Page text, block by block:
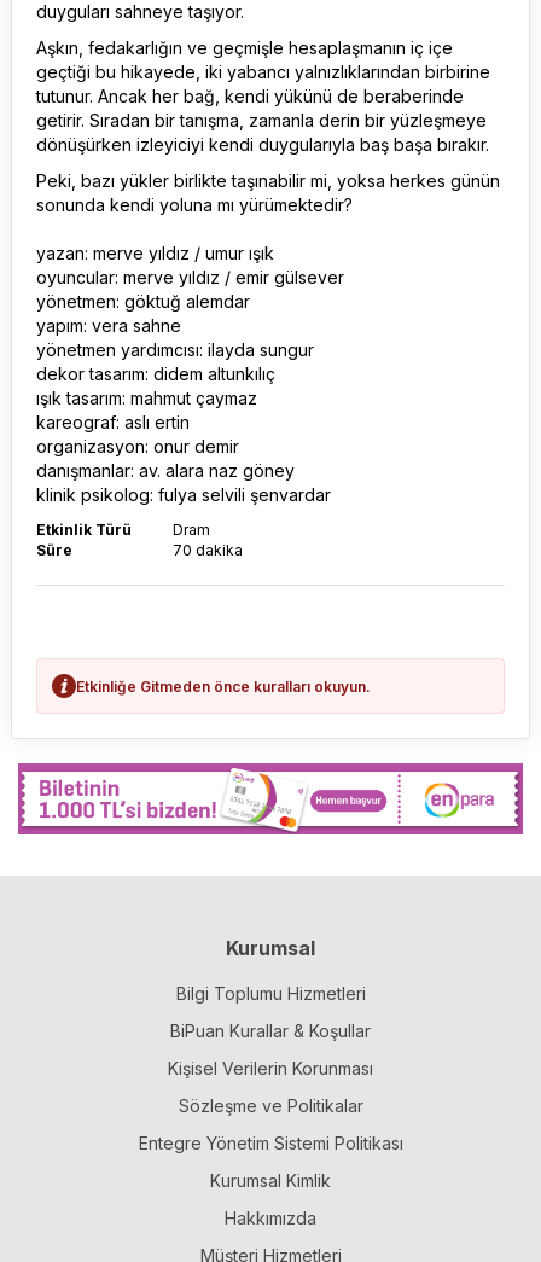
duyguları sahneye taşıyor.
Aşkın, fedakarlığın ve geçmişle hesaplaşmanın iç içe
geçtiği bu hikayede, iki yabancı yalnızlıklarından birbirine
tutunur. Ancak her bağ, kendi yükünü de beraberinde
getirir. Sıradan bir tanışma, zamanla derin bir yüzleşmeye
dönüşürken izleyiciyi kendi duygularıyla baş başa bırakır.
Peki, bazı yükler birlikte taşınabilir mi, yoksa herkes günün
sonunda kendi yoluna mı yürümektedir?
yazan: merve yıldız / umur ışık
oyuncular: merve yıldız / emir gülsever
yönetmen: göktuğ alemdar
yapım: vera sahne
yönetmen yardımcısı: ilayda sungur
dekor tasarım: didem altunkılıç
ışık tasarım: mahmut çaymaz
kareograf: aslı ertin
organizasyon: onur demir
danışmanlar: av. alara naz göney
klinik psikolog: fulya selvili şenvardar
Etkinlik Türü
Dram
Süre
70 dakika
Etkinliğe Gitmeden önce kuralları okuyun.
Kurumsal
Bilgi Toplumu Hizmetleri
BiPuan Kurallar & Koşullar
Kişisel Verilerin Korunması
Sözleşme ve Politikalar
Entegre Yönetim Sistemi Politikası
Kurumsal Kimlik
Hakkımızda
Müşteri Hizmetleri